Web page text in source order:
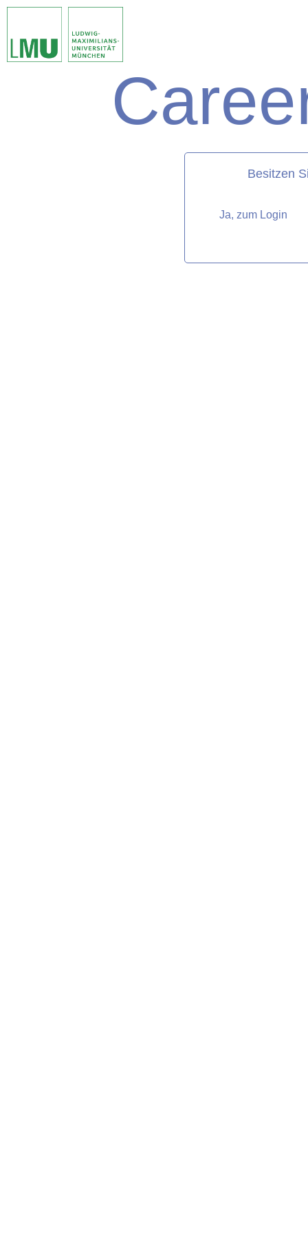
Besitzen
Ja, zum Login